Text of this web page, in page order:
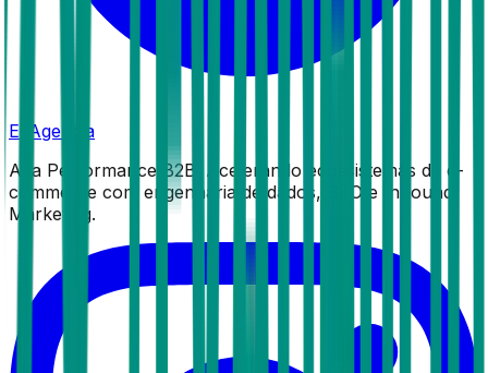
EyAgencia
Alta Performance B2B. Acelerando ecossistemas de e-
commerce com engenharia de dados, SEO e Inbound
Marketing.